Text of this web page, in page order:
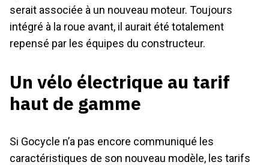
serait associée à un nouveau moteur. Toujours
intégré à la roue avant, il aurait été totalement
repensé par les équipes du constructeur.
Un vélo électrique au tarif
haut de gamme
Si Gocycle n’a pas encore communiqué les
caractéristiques de son nouveau modèle, les tarifs